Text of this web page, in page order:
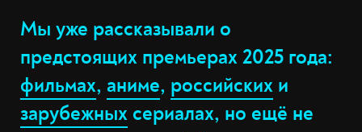
Мы уже рассказывали о
предстоящих премьерах 2025 года:
фильмах, аниме, российских и
зарубежных сериалах, но ещё не